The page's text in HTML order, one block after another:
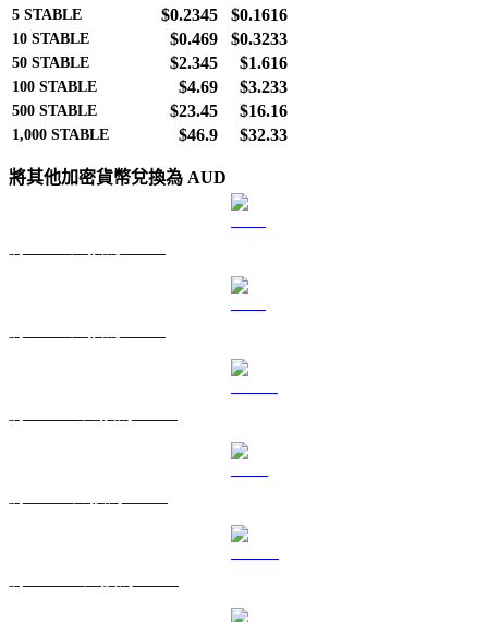
5 STABLE $0.2345 $0.1616
10 STABLE $0.469 $0.3233
50 STABLE $2.345 $1.616
100 STABLE $4.69 $3.233
500 STABLE $23.45 $16.16
1,000 STABLE $46.9 $32.33
將其他加密貨幣兌換為 AUD